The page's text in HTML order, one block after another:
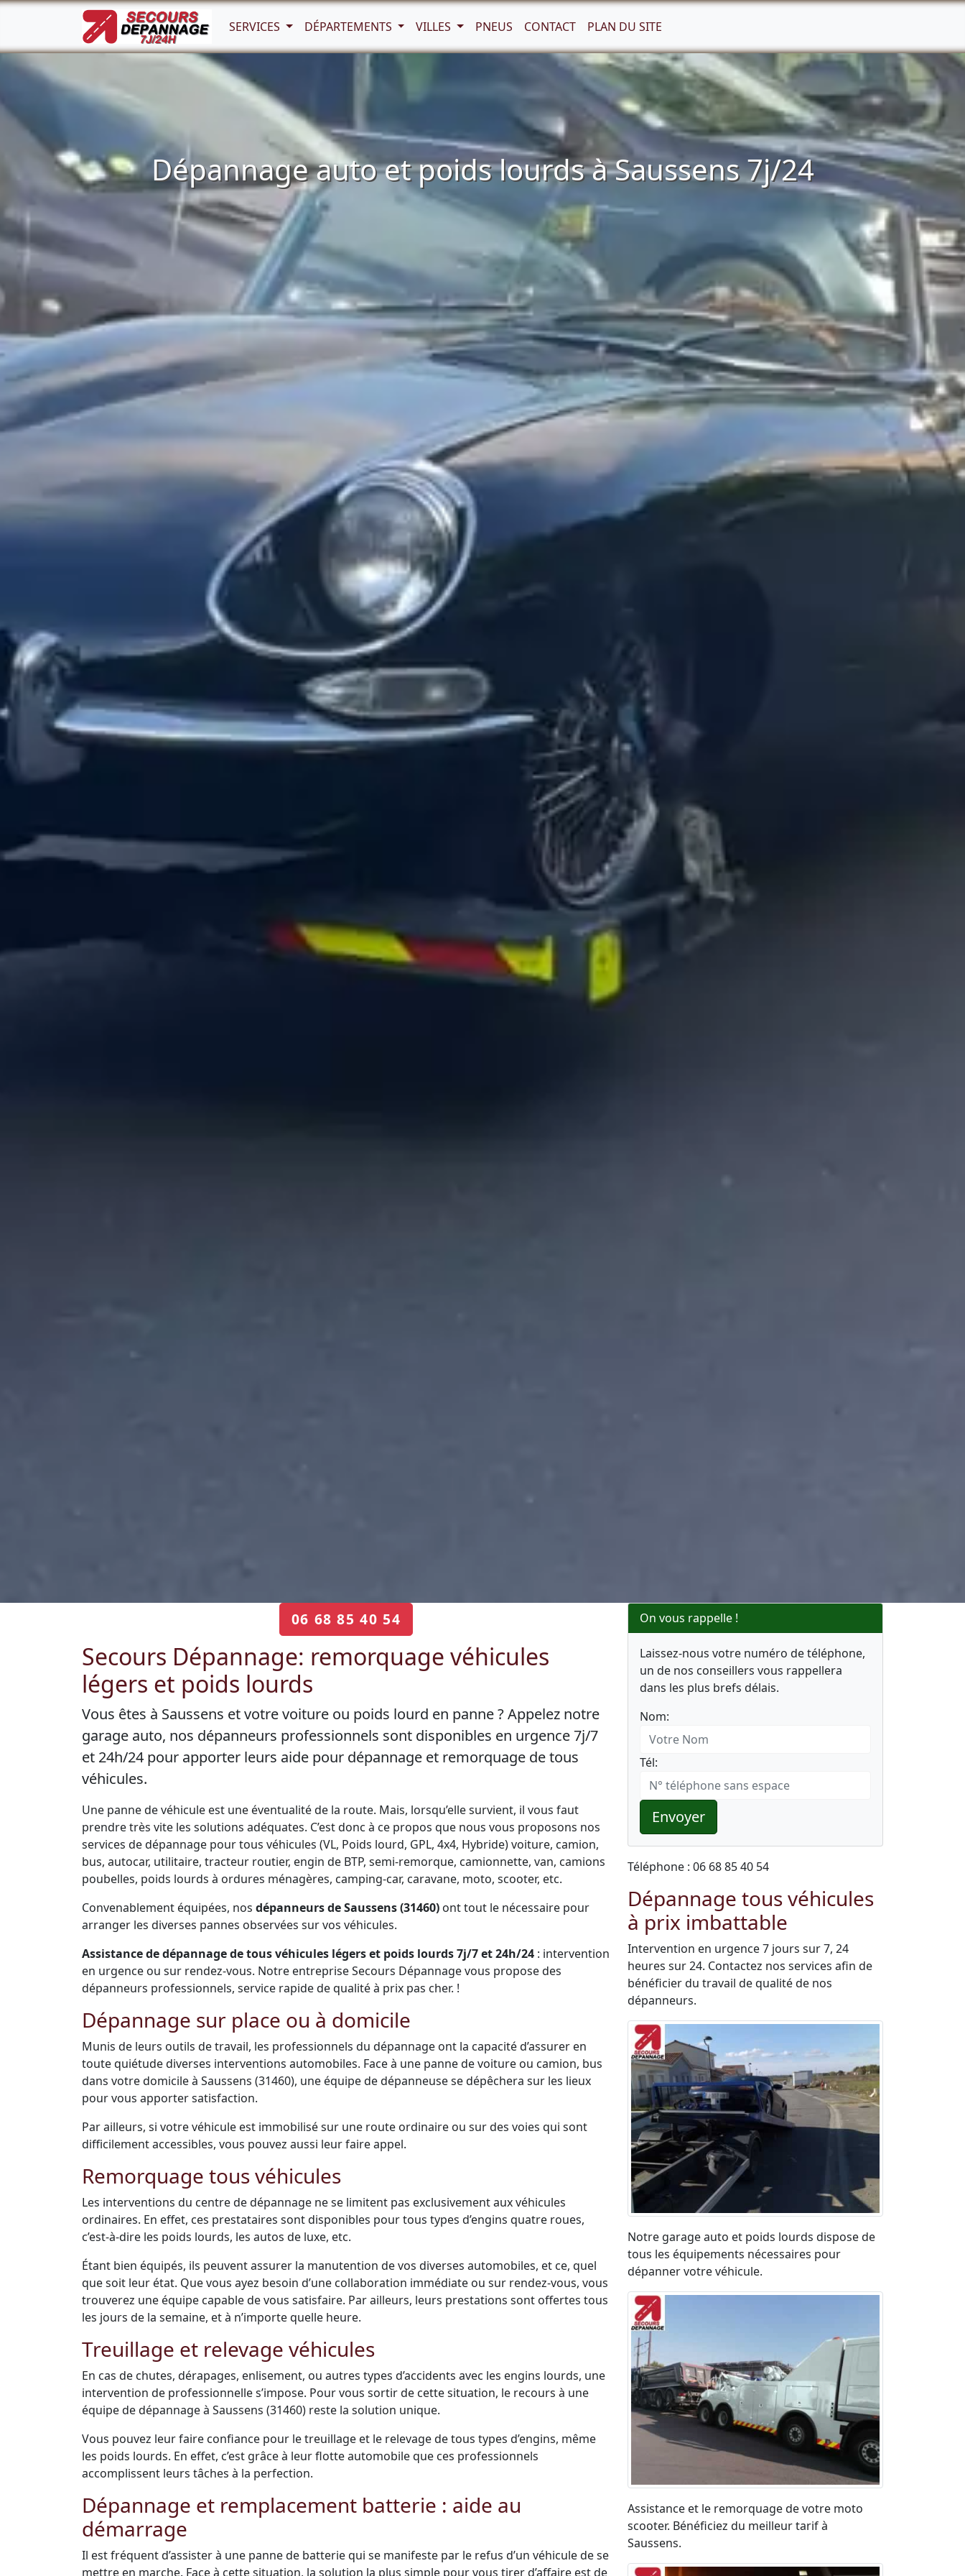
SERVICES DÉPARTEMENTS VILLES PNEUS CONTACT PLAN DU SITE
Dépannage auto et poids lourds à Saussens 7j/24
06 68 85 40 54
Secours Dépannage: remorquage véhicules
légers et poids lourds
Vous êtes à Saussens et votre voiture ou poids lourd en panne ? Appelez notre
garage auto, nos dépanneurs professionnels sont disponibles en urgence 7j/7
et 24h/24 pour apporter leurs aide pour dépannage et remorquage de tous
véhicules.
Une panne de véhicule est une éventualité de la route. Mais, lorsqu’elle survient, il vous faut
prendre très vite les solutions adéquates. C’est donc à ce propos que nous vous proposons nos
services de dépannage pour tous véhicules (VL, Poids lourd, GPL, 4x4, Hybride) voiture, camion,
bus, autocar, utilitaire, tracteur routier, engin de BTP, semi-remorque, camionnette, van, camions
poubelles, poids lourds à ordures ménagères, camping-car, caravane, moto, scooter, etc.
Convenablement équipées, nos dépanneurs de Saussens (31460) ont tout le nécessaire pour
arranger les diverses pannes observées sur vos véhicules.
Assistance de dépannage de tous véhicules légers et poids lourds 7j/7 et 24h/24 : intervention
en urgence ou sur rendez-vous. Notre entreprise Secours Dépannage vous propose des
dépanneurs professionnels, service rapide de qualité à prix pas cher. !
Dépannage sur place ou à domicile
Munis de leurs outils de travail, les professionnels du dépannage ont la capacité d’assurer en
toute quiétude diverses interventions automobiles. Face à une panne de voiture ou camion, bus
dans votre domicile à Saussens (31460), une équipe de dépanneuse se dépêchera sur les lieux
pour vous apporter satisfaction.
Par ailleurs, si votre véhicule est immobilisé sur une route ordinaire ou sur des voies qui sont
difficilement accessibles, vous pouvez aussi leur faire appel.
Remorquage tous véhicules
Les interventions du centre de dépannage ne se limitent pas exclusivement aux véhicules
ordinaires. En effet, ces prestataires sont disponibles pour tous types d’engins quatre roues,
c’est-à-dire les poids lourds, les autos de luxe, etc.
Étant bien équipés, ils peuvent assurer la manutention de vos diverses automobiles, et ce, quel
que soit leur état. Que vous ayez besoin d’une collaboration immédiate ou sur rendez-vous, vous
trouverez une équipe capable de vous satisfaire. Par ailleurs, leurs prestations sont offertes tous
les jours de la semaine, et à n’importe quelle heure.
Treuillage et relevage véhicules
En cas de chutes, dérapages, enlisement, ou autres types d’accidents avec les engins lourds, une
intervention de professionnelle s’impose. Pour vous sortir de cette situation, le recours à une
équipe de dépannage à Saussens (31460) reste la solution unique.
Vous pouvez leur faire confiance pour le treuillage et le relevage de tous types d’engins, même
les poids lourds. En effet, c’est grâce à leur flotte automobile que ces professionnels
accomplissent leurs tâches à la perfection.
Dépannage et remplacement batterie : aide au
démarrage
Il est fréquent d’assister à une panne de batterie qui se manifeste par le refus d’un véhicule de se
mettre en marche. Face à cette situation, la solution la plus simple pour vous tirer d’affaire est de
On vous rappelle !
Laissez-nous votre numéro de téléphone,
un de nos conseillers vous rappellera
dans les plus brefs délais.
Nom:
Tél:
Envoyer
Téléphone : 06 68 85 40 54
Dépannage tous véhicules
à prix imbattable
Intervention en urgence 7 jours sur 7, 24
heures sur 24. Contactez nos services afin de
bénéficier du travail de qualité de nos
dépanneurs.
Notre garage auto et poids lourds dispose de
tous les équipements nécessaires pour
dépanner votre véhicule.
Assistance et le remorquage de votre moto
scooter. Bénéficiez du meilleur tarif à
Saussens.